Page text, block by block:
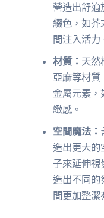
營造出舒適
綴色，如芥
間注入活力
材質： 天然
亞麻等材質
金屬元素，
緻感。
空間魔法：
造出更大的
子來延伸視
造出不同的
間更加整潔